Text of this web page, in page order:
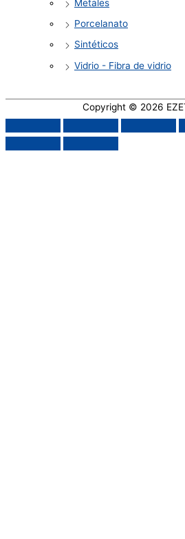
Metales
Porcelanato
Sintéticos
Vidrio - Fibra de vidrio
Copyright © 2026